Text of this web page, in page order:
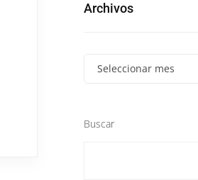
Archivos
Seleccionar mes
Buscar